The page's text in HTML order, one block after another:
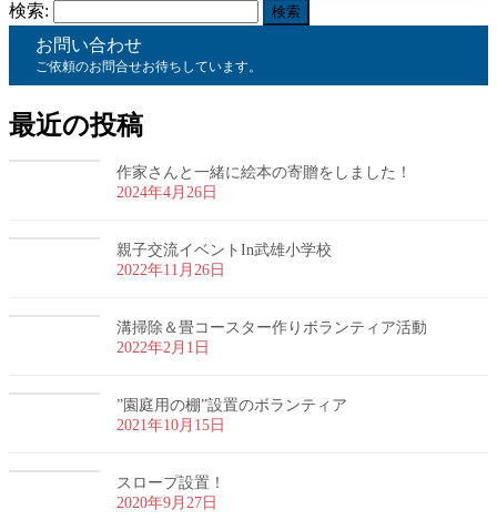
検索:
お問い合わせ
ご依頼のお問合せお待ちしています。
最近の投稿
作家さんと一緒に絵本の寄贈をしました！
2024年4月26日
親子交流イベントIn武雄小学校
2022年11月26日
溝掃除＆畳コースター作りボランティア活動
2022年2月1日
”園庭用の棚”設置のボランティア
2021年10月15日
スロープ設置！
2020年9月27日